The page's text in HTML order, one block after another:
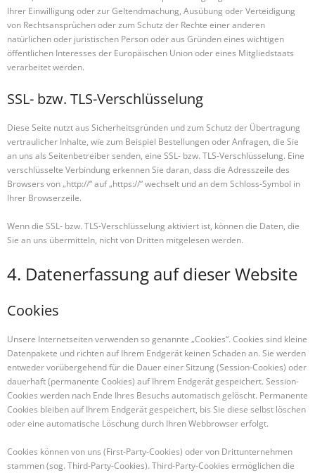
Ihrer Einwilligung oder zur Geltendmachung, Ausübung oder Verteidigung
von Rechtsansprüchen oder zum Schutz der Rechte einer anderen
natürlichen oder juristischen Person oder aus Gründen eines wichtigen
öffentlichen Interesses der Europäischen Union oder eines Mitgliedstaats
verarbeitet werden.
SSL- bzw. TLS-Verschlüsselung
Diese Seite nutzt aus Sicherheitsgründen und zum Schutz der Übertragung
vertraulicher Inhalte, wie zum Beispiel Bestellungen oder Anfragen, die Sie
an uns als Seitenbetreiber senden, eine SSL- bzw. TLS-Verschlüsselung. Eine
verschlüsselte Verbindung erkennen Sie daran, dass die Adresszeile des
Browsers von „http://“ auf „https://“ wechselt und an dem Schloss-Symbol in
Ihrer Browserzeile.
Wenn die SSL- bzw. TLS-Verschlüsselung aktiviert ist, können die Daten, die
Sie an uns übermitteln, nicht von Dritten mitgelesen werden.
4. Datenerfassung auf dieser Website
Cookies
Unsere Internetseiten verwenden so genannte „Cookies“. Cookies sind kleine
Datenpakete und richten auf Ihrem Endgerät keinen Schaden an. Sie werden
entweder vorübergehend für die Dauer einer Sitzung (Session-Cookies) oder
dauerhaft (permanente Cookies) auf Ihrem Endgerät gespeichert. Session-
Cookies werden nach Ende Ihres Besuchs automatisch gelöscht. Permanente
Cookies bleiben auf Ihrem Endgerät gespeichert, bis Sie diese selbst löschen
oder eine automatische Löschung durch Ihren Webbrowser erfolgt.
Cookies können von uns (First-Party-Cookies) oder von Drittunternehmen
stammen (sog. Third-Party-Cookies). Third-Party-Cookies ermöglichen die